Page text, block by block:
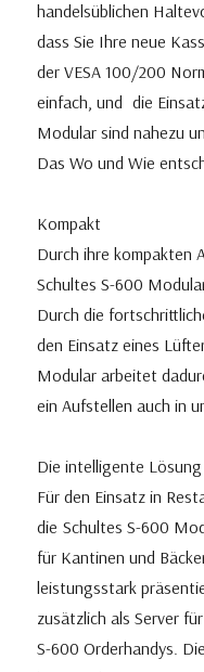
handelsüblichen
dass Sie Ihre neue
der VESA 100/200
einfach, und die
Modular sind nahezu
Das Wo und Wie
Kompakt
Durch ihre kompakten
Schultes S-600
Durch die
den Einsatz eines
Modular arbeitet
ein Aufstellen auch in
Die intelligente Lösung
Für den Einsatz in
die Schultes S-600
für Kantinen und
leistungsstark
zusätzlich als Server
S-600 Orderhandys.